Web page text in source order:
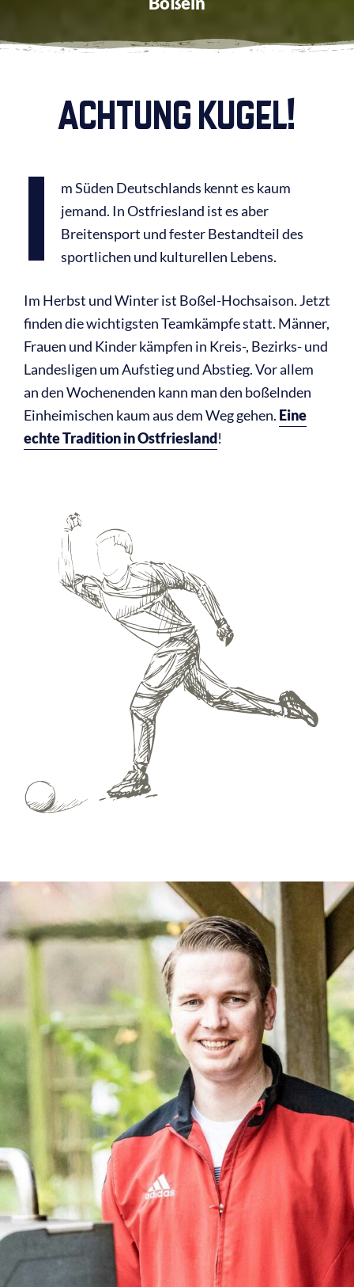
ACHTUNG KUGEL!
I
m Süden Deutschlands kennt es kaum
jemand. In Ostfriesland ist es aber
Breitensport und fester Bestandteil des
sportlichen und kulturellen Lebens.
Im Herbst und Winter ist Boßel-Hochsaison. Jetzt
finden die wichtigsten Teamkämpfe statt. Männer,
Frauen und Kinder kämpfen in Kreis-, Bezirks- und
Landesligen um Aufstieg und Abstieg. Vor allem
an den Wochenenden kann man den boßelnden
Einheimischen kaum aus dem Weg gehen. Eine
echte Tradition in Ostfriesland !